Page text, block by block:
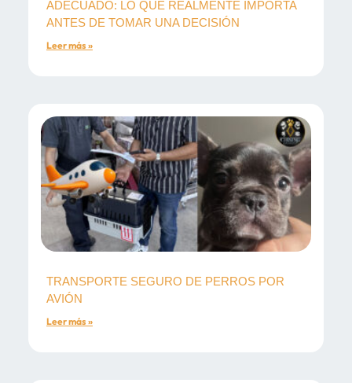
ADECUADO: LO QUE REALMENTE IMPORTA
ANTES DE TOMAR UNA DECISIÓN
Leer más »
TRANSPORTE SEGURO DE PERROS POR
AVIÓN
Leer más »